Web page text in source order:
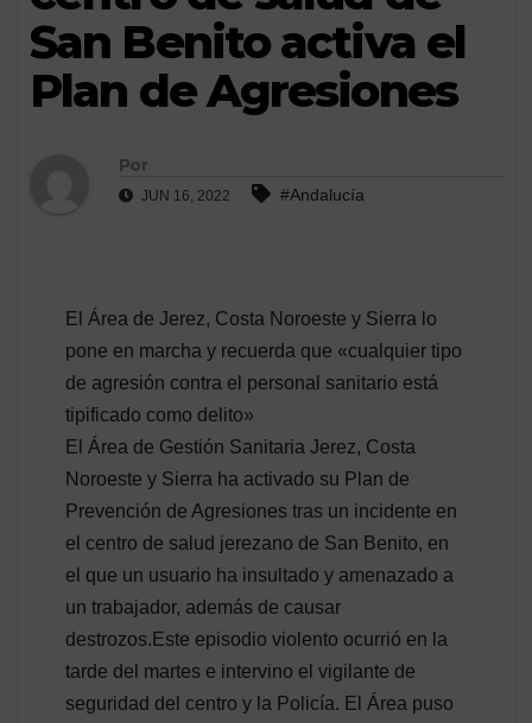
San Benito activa el
Plan de Agresiones
Por
JUN 16, 2022 #Andalucía
El Área de Jerez, Costa Noroeste y Sierra lo
pone en marcha y recuerda que «cualquier tipo
de agresión contra el personal sanitario está
tipificado como delito»
El Área de Gestión Sanitaria Jerez, Costa
Noroeste y Sierra ha activado su Plan de
Prevención de Agresiones tras un incidente en
el centro de salud jerezano de San Benito, en
el que un usuario ha insultado y amenazado a
un trabajador, además de causar
destrozos.Este episodio violento ocurrió en la
tarde del martes e intervino el vigilante de
seguridad del centro y la Policía. El Área puso